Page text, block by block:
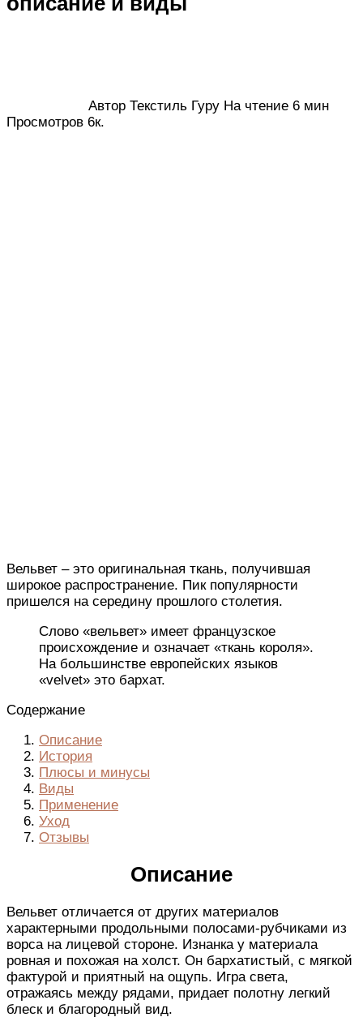
Автор Текстиль Гуру На чтение 6 мин
Просмотров 6к.
Вельвет – это оригинальная ткань, получившая
широкое распространение. Пик популярности
пришелся на середину прошлого столетия.
Слово «вельвет» имеет французское
происхождение и означает «ткань короля».
На большинстве европейских языков
«velvet» это бархат.
Содержание
Описание
История
Плюсы и минусы
Виды
Применение
Уход
Отзывы
Описание
Вельвет отличается от других материалов
характерными продольными полосами-рубчиками из
ворса на лицевой стороне. Изнанка у материала
ровная и похожая на холст. Он бархатистый, с мягкой
фактурой и приятный на ощупь. Игра света,
отражаясь между рядами, придает полотну легкий
блеск и благородный вид.